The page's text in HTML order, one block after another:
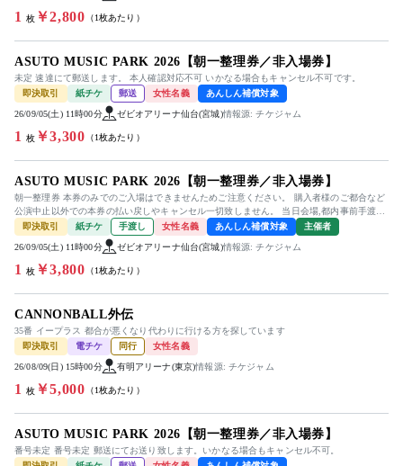
1 枚￥2,800 （1枚あたり）
ASUTO MUSIC PARK 2026【朝一整理券／非入場券】
未定 速達にて郵送します。 本人確認対応不可 いかなる場合もキャンセル不可です。
即決取引
紙チケ 郵送 女性名義 あんしん補償対象
26/09/05(土) 11時00分 ゼビオアリーナ仙台(宮城)情報源: チケジャム
1 枚￥3,300 （1枚あたり）
ASUTO MUSIC PARK 2026【朝一整理券／非入場券】
朝一整理券 本券のみでのご入場はできませんためご注意ください。 購入者様のご都合など
公演中止以外での本券の払い戻しやキャンセル一切致しません。 当日会場,都内事前手渡し
または郵送にて分配させてい...
即決取引 紙チケ 手渡し 女性名義 あんしん補償対象 主催者
26/09/05(土) 11時00分 ゼビオアリーナ仙台(宮城)情報源: チケジャム
1 枚￥3,800 （1枚あたり）
CANNONBALL外伝
35番 イープラス 都合が悪くなり代わりに行ける方を探しています
即決取引
電チケ 同行 女性名義
26/08/09(日) 15時00分 有明アリーナ(東京)情報源: チケジャム
1 枚￥5,000 （1枚あたり）
ASUTO MUSIC PARK 2026【朝一整理券／非入場券】
番号未定 番号未定 郵送にてお送り致します。いかなる場合もキャンセル不可。